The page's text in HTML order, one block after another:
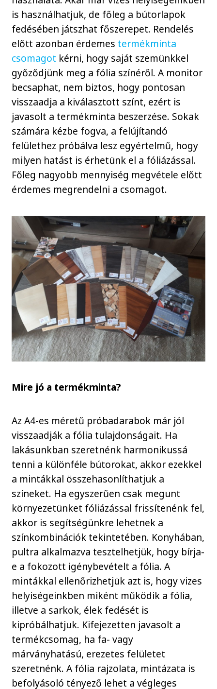
is használhatjuk, de főleg a bútorlapok
fedésében játszhat főszerepet. Rendelés
előtt azonban érdemes termékminta
csomagot kérni, hogy saját szemünkkel
győződjünk meg a fólia színéről. A monitor
becsaphat, nem biztos, hogy pontosan
visszaadja a kiválasztott színt, ezért is
javasolt a termékminta beszerzése. Sokak
számára kézbe fogva, a felújítandó
felülethez próbálva lesz egyértelmű, hogy
milyen hatást is érhetünk el a fóliázással.
Főleg nagyobb mennyiség megvétele előtt
érdemes megrendelni a csomagot.
Mire jó a termékminta?
Az A4-es méretű próbadarabok már jól
visszaadják a fólia tulajdonságait. Ha
lakásunkban szeretnénk harmonikussá
tenni a különféle bútorokat, akkor ezekkel
a mintákkal összehasonlíthatjuk a
színeket. Ha egyszerűen csak megunt
környezetünket fóliázással frissítenénk fel,
akkor is segítségünkre lehetnek a
színkombinációk tekintetében. Konyhában,
pultra alkalmazva tesztelhetjük, hogy bírja-
e a fokozott igénybevételt a fólia. A
mintákkal ellenőrizhetjük azt is, hogy vizes
helyiségeinkben miként működik a fólia,
illetve a sarkok, élek fedését is
kipróbálhatjuk. Kifejezetten javasolt a
termékcsomag, ha fa- vagy
márványhatású, erezetes felületet
szeretnénk. A fólia rajzolata, mintázata is
befolyásoló tényező lehet a végleges